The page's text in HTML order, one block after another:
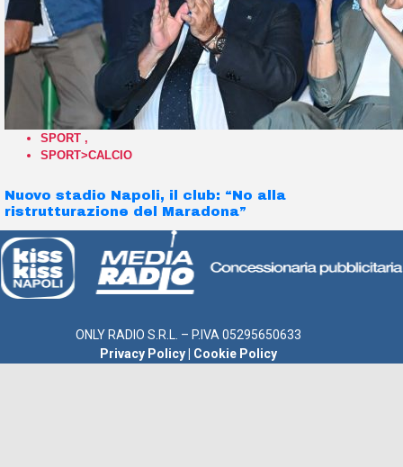
SPORT ,
SPORT>CALCIO
Nuovo stadio Napoli, il club: “No alla
ristrutturazione del Maradona”
ONLY RADIO S.R.L. – P.IVA 05295650633
Privacy Policy
Cookie Policy